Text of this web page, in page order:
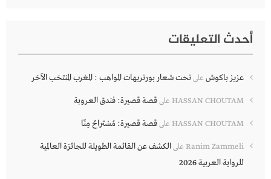
أحدث التعليقات
عزيز باكوش علىتحت شعار بورتريهات المواهب : المغرب المنتخب الآخر
HASSAN CHOUTAM علىقصة قصيرة: فندق العروبة
HASSAN CHOUTAM علىقصة قصيرة: مُسْتراحٌ مِنّا
Ranim Zammeli علىالكشف عن القائمة الطويلة للجائزة العالمية
للرواية العربية 2026